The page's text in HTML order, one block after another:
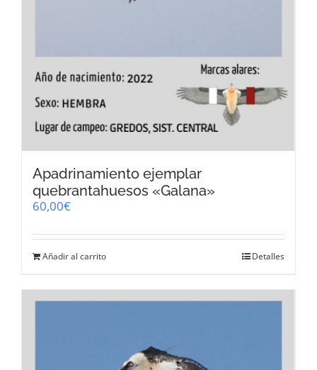
Apadrinamiento ejemplar
quebrantahuesos «Galana»
60,00€
Añadir al carrito Detalles